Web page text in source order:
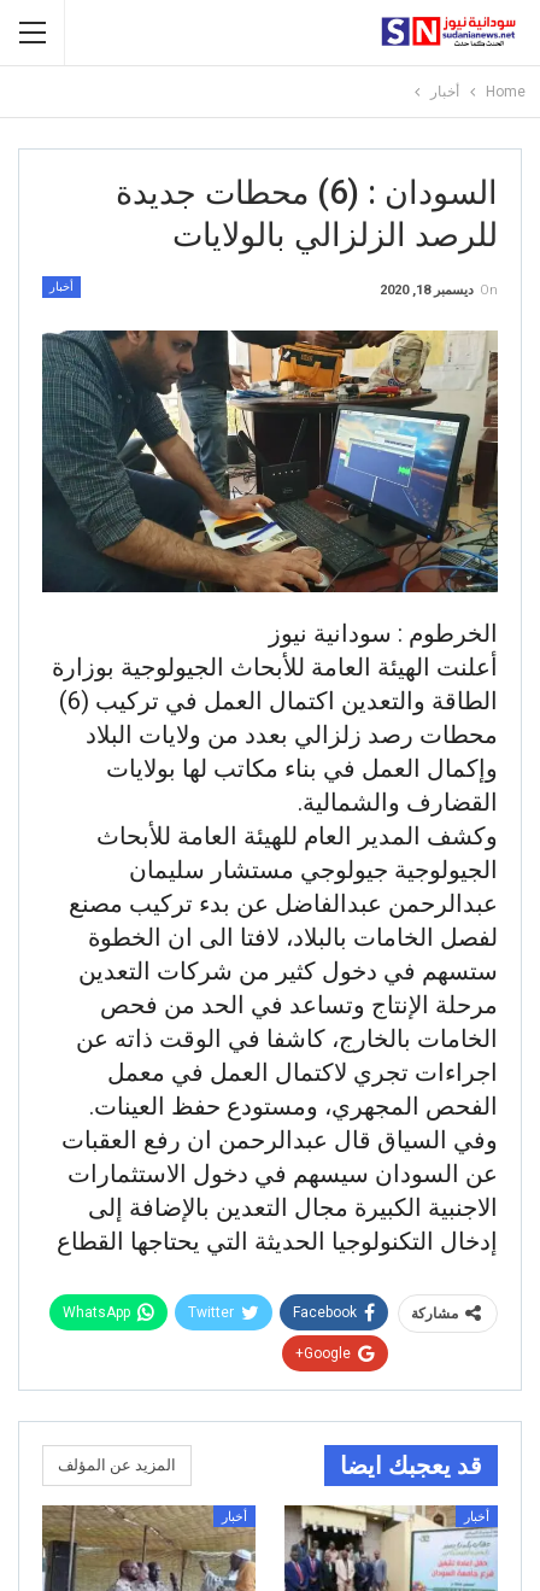
Home أخبار
السودان : (6) محطات جديدة
للرصد الزلزالي بالولايات
أخبار On ديسمبر 18, 2020
الخرطوم : سودانية نيوز
أعلنت الهيئة العامة للأبحاث الجيولوجية بوزارة
الطاقة والتعدين اكتمال العمل في تركيب (6)
محطات رصد زلزالي بعدد من ولايات البلاد
وإكمال العمل في بناء مكاتب لها بولايات
القضارف والشمالية.
وكشف المدير العام للهيئة العامة للأبحاث
الجيولوجية جيولوجي مستشار سليمان
عبدالرحمن عبدالفاضل عن بدء تركيب مصنع
لفصل الخامات بالبلاد، لافتا الى ان الخطوة
ستسهم في دخول كثير من شركات التعدين
مرحلة الإنتاج وتساعد في الحد من فحص
الخامات بالخارج، كاشفا في الوقت ذاته عن
اجراءات تجري لاكتمال العمل في معمل
الفحص المجهري، ومستودع حفظ العينات.
وفي السياق قال عبدالرحمن ان رفع العقبات
عن السودان سيسهم في دخول الاستثمارات
الاجنبية الكبيرة مجال التعدين بالإضافة إلى
إدخال التكنولوجيا الحديثة التي يحتاجها القطاع
مشاركة Facebook
Twitter
WhatsApp
Google+
قد يعجبك ايضا المزيد عن المؤلف
أخبار أخبار